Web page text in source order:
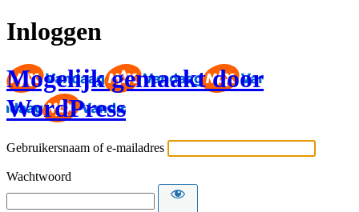
Inloggen
Mogelijk gemaakt door
WordPress
Gebruikersnaam of e-mailadres
Wachtwoord